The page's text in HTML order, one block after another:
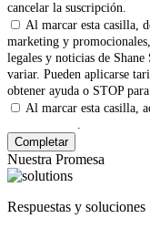
cancelar la suscripción.
Al marcar esta casilla,
marketing y
legales y noticias de
variar. Pueden aplicarse
obtener ayuda o STOP
Al marcar esta casilla,
.
Nuestra Promesa
Respuestas y soluciones